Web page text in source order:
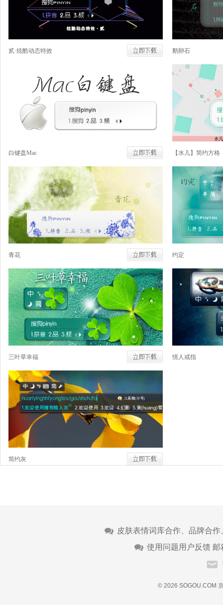
贰·炫酷动态特效 鹅卵石
白键盘Mac 【水儿】简约方格
青花 约定
三叶草幸福 情人戒指
简约灰
皮肤表情词库合作、品牌合
使用问题用户反馈 邮
© 2026 SOGOU.COM